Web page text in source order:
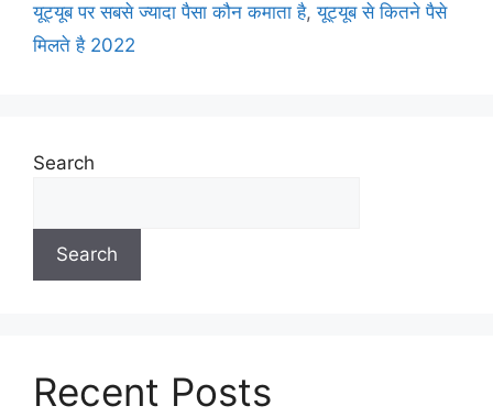
यूट्यूब पर सबसे ज्यादा पैसा कौन कमाता है,यूट्यूब से कितने पैसे
मिलते है 2022
Search
Search
Recent Posts